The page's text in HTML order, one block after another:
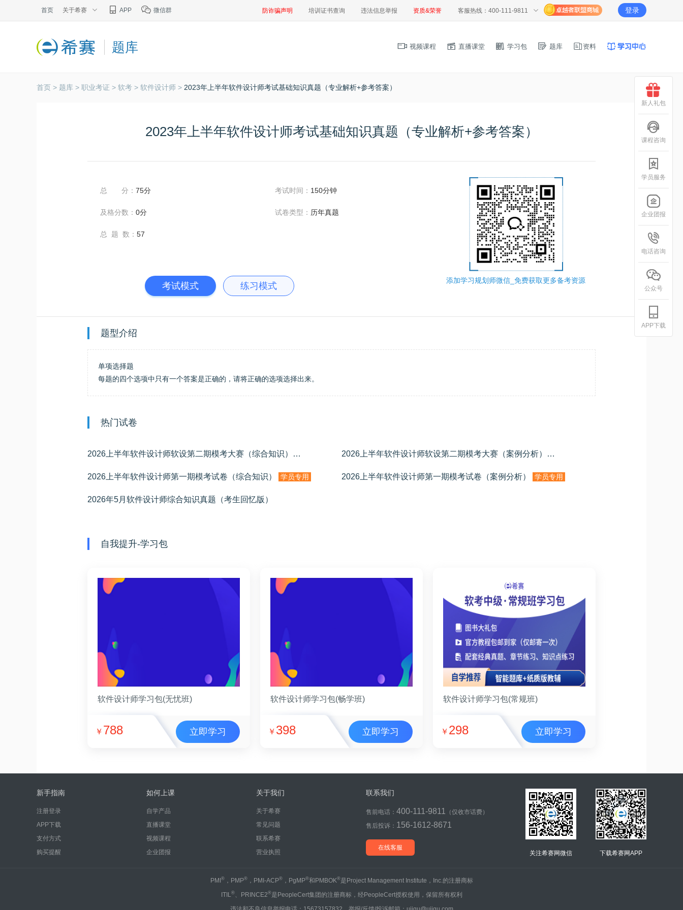
首页 关于希赛 APP 微信群 防诈骗声明 培训证书查询 违法信息举报 资质&荣誉 客服热线：400-111-9811 登录
题库 视频课程 直播课堂 学习包 题库 资料
首页 > 题库 > 职业考证 > 软考 > 软件设计师 > 2023年上半年软件设计师考试基础知识真题（专业解析+参考答案）
2023年上半年软件设计师考试基础知识真题（专业解析+参考答案）
总 分： 75分
及格分数： 0分
总 题 数： 57
考试时间： 150分钟
试卷类型： 历年真题
考试模式 练习模式
添加学习规划师微信_免费获取更多备考资源
题型介绍
单项选择题
每题的四个选项中只有一个答案是正确的，请将正确的选项选择出来。
热门试卷
2026上半年软件设计师软设第二期模考大赛（综合知识）学员专用 2026上半年软件设计师软设第二期模考大赛（案例分析）学员专用
2026上半年软件设计师第一期模考试卷（综合知识） 学员专用 2026上半年软件设计师第一期模考试卷（案例分析） 学员专用
2026年5月软件设计师综合知识真题（考生回忆版）
自我提升-学习包
软件设计师学习包(无忧班)
￥ 788 立即学习
软件设计师学习包(畅学班)
￥ 398 立即学习
软件设计师学习包(常规班)
￥ 298 立即学习
新手指南
注册登录
APP下载
支付方式
购买提醒
如何上课
自学产品
直播课堂
视频课程
企业团报
关于我们
关于希赛
常见问题
联系希赛
营业执照
联系我们
售前电话： 400-111-9811
（仅收市话费）
售后投诉： 156-1612-8671
在线客服
关注希赛网微信 下载希赛网APP
PMI®，PMP®，PMI-ACP®，PgMP®和PMBOK®是Project Management Institute，Inc.的注册商标
ITIL®、PRINCE2®是PeopleCert集团的注册商标，经PeopleCert授权使用，保留所有权利
新人礼包
课程咨询
学员服务
企业团报
电话咨询
公众号
APP下载